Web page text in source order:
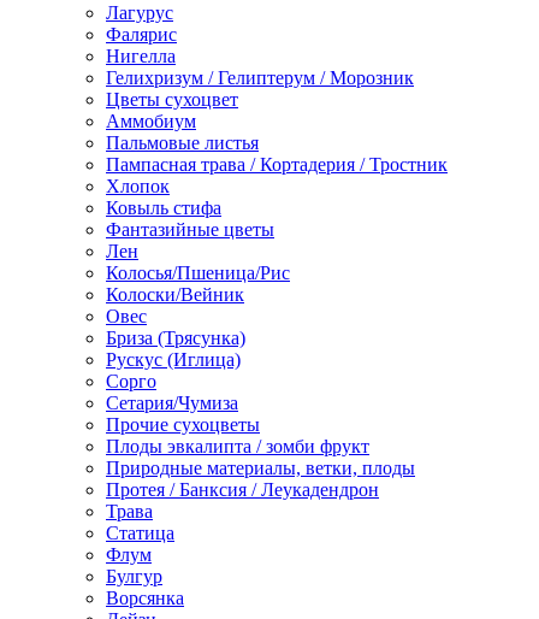
Лагурус
Фалярис
Нигелла
Гелихризум / Гелиптерум / Морозник
Цветы сухоцвет
Аммобиум
Пальмовые листья
Пампасная трава / Кортадерия / Тростник
Хлопок
Ковыль стифа
Фантазийные цветы
Лен
Колосья/Пшеница/Рис
Колоски/Вейник
Овес
Бриза (Трясунка)
Рускус (Иглица)
Сорго
Сетария/Чумиза
Прочие сухоцветы
Плоды эвкалипта / зомби фрукт
Природные материалы, ветки, плоды
Протея / Банксия / Леукадендрон
Трава
Статица
Флум
Булгур
Ворсянка